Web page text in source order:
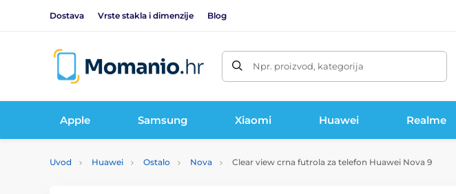
Dostava Vrste stakla i dimenzije Blog
Npr. proizvod, kategorija
Apple Samsung Xiaomi Huawei Realme
Uvod Huawei Ostalo Nova Clear view crna futrola za telefon Huawei Nova 9